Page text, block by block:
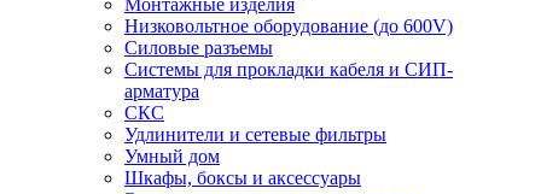
Монтажные изделия
Низковольтное оборудование (до 600V)
Силовые разъемы
Системы для прокладки кабеля и СИП-
арматура
СКС
Удлинители и сетевые фильтры
Умный дом
Шкафы, боксы и аксессуары